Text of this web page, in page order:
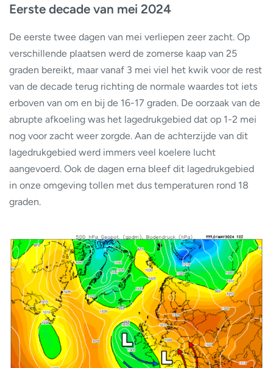
Eerste decade van mei 2024
De eerste twee dagen van mei verliepen zeer zacht. Op
verschillende plaatsen werd de zomerse kaap van 25
graden bereikt, maar vanaf 3 mei viel het kwik voor de rest
van de decade terug richting de normale waardes tot iets
erboven van om en bij de 16-17 graden. De oorzaak van de
abrupte afkoeling was het lagedrukgebied dat op 1-2 mei
nog voor zacht weer zorgde. Aan de achterzijde van dit
lagedrukgebied werd immers veel koelere lucht
aangevoerd. Ook de dagen erna bleef dit lagedrukgebied
in onze omgeving tollen met dus temperaturen rond 18
graden.